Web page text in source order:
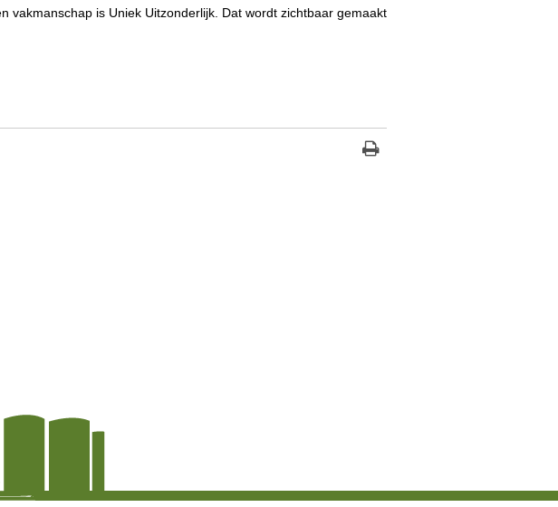
vakmanschap is Uniek Uitzonderlijk. Dat wordt zichtbaar gemaakt